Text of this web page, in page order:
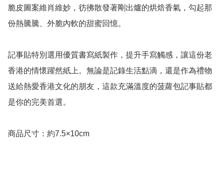
脆皮圖案維肖維妙，彷彿散發著剛出爐的烘焙香氣，勾起那
份熱騰騰、外脆內軟的甜蜜回憶。
記事貼特別選用優質書寫紙製作，提升手寫觸感，讓這份老
香港的情懷躍然紙上。無論是記錄生活點滴，還是作為禮物
送給熱愛香港文化的朋友，這款充滿溫度的菠蘿包記事貼都
是你的完美首選。
商品尺寸：約7.5×10cm